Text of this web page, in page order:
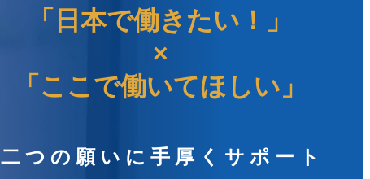
「日本で働きたい！」
×
「ここで働いてほしい」
二つの願いに手厚くサポート